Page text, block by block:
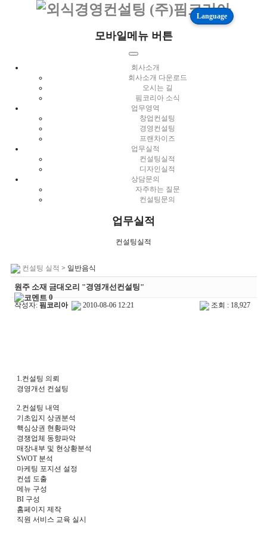
Language
모바일메뉴 버튼
회사소개
회사소개 다운로드
오시는 길
핌코리아 소식
업무영역
창업컨설팅
경영컨설팅
프랜차이즈
업무실적
컨설팅실적
디자인실적
상담문의
자주하는 질문
컨설팅문의
업무실적
컨설팅실적
컨설팅 실적 > 일반음식
원주 소재 금대오리 "경영개선컨설팅"
0
작성자: 핌코리아 2010-08-06 12:21 조회 : 18,927
1.컨설팅 의뢰
경영개선 컨설팅
2.컨설팅 내역
기초입지 상권분석
핵심상권 현황파악
경쟁업체 동향파악
매장내부 및 현상황분석
SWOT 분석
마케팅 포지션 설정
컨셉 도출
메뉴 구성
BI 구성
홈페이지 제작
직원 서비스 교육 실시